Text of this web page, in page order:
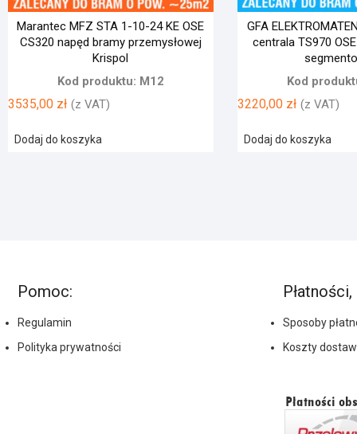
Marantec MFZ STA 1-10-24 KE OSE
CS320 napęd bramy przemysłowej
Krispol
Kod produktu: M12
3535,00 zł (z VAT)
Dodaj do koszyka
GFA
centrala TS970
Kod
3220,00 zł (z VAT)
Dodaj do koszyka
Pomoc:
Regulamin
Polityka prywatności
Sposoby
Koszty